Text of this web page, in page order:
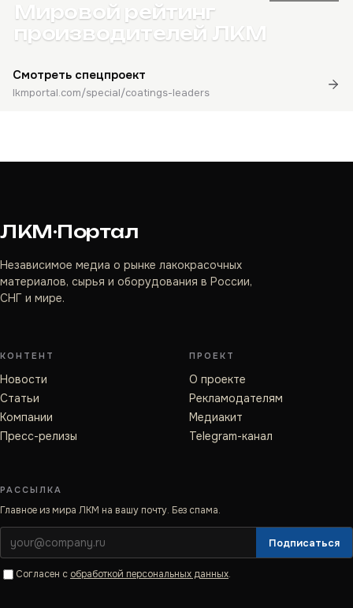
Мировой рейтинг
производителей ЛКМ
Смотреть спецпроект
lkmportal.com/special/coatings-leaders
ЛКМ·Портал
Независимое медиа о рынке лакокрасочных
материалов, сырья и оборудования в России,
СНГ и мире.
КОНТЕНТ
Новости
Статьи
Компании
Пресс-релизы
ПРОЕКТ
О проекте
Рекламодателям
Медиакит
Telegram-канал
РАССЫЛКА
Главное из мира ЛКМ на вашу почту. Без спама.
Подписаться
Согласен с обработкой персональных данных.